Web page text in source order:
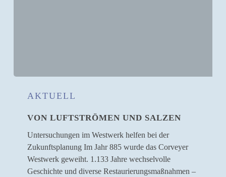
Luftströmen
Salzen
AKTUELL
VON LUFTSTRÖMEN UND SALZEN
Untersuchungen im Westwerk helfen bei der
Zukunftsplanung Im Jahr 885 wurde das Corveyer
Westwerk geweiht. 1.133 Jahre wechselvolle
Geschichte und diverse Restaurierungsmaßnahmen –